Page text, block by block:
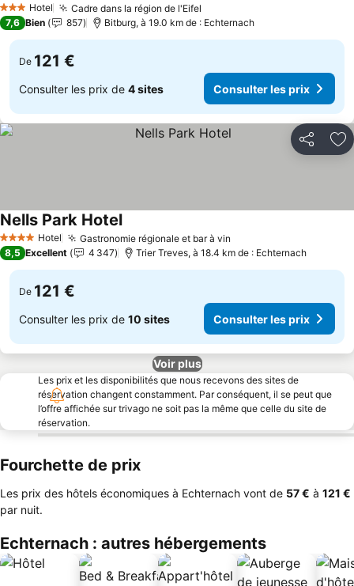
3 ÉtoilesHotel Cadre dans la région de l'Eifel
7,6 Bien 857 Bitburg, à 19.0 km de : Echternach
De 121 €
Consulter les prix de 4 sites Consulter les prix
Partager
4 Étoiles Hotel Gastronomie régionale et bar à vin
Nells Park Hotel
8,5 Excellent 4 347 Trier Treves, à 18.4 km de : Echternach
De 121 €
Consulter les prix de 10 sites Consulter les prix
Voir plus
Les prix et les disponibilités que nous recevons des sites de
réservation changent constamment. Par conséquent, il se peut que
l’offre affichée sur trivago ne soit pas la même que celle du site de
réservation.
Fourchette de prix
Les prix des hôtels économiques à Echternach vont de ‎57 € à ‎121 €
par nuit.
Echternach : autres hébergements